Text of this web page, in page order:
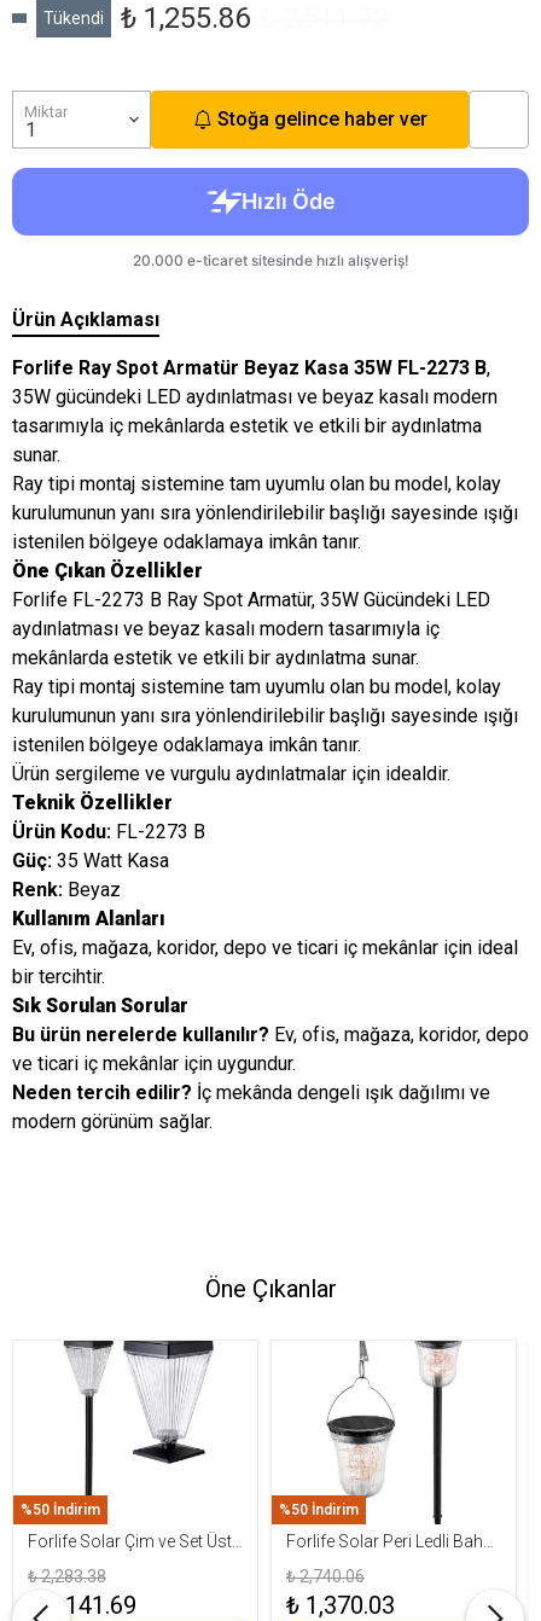
Tükendi ₺ 1,255.86
Miktar Stoğa gelince haber ver
Ürün Açıklaması
Forlife Ray Spot Armatür Beyaz Kasa 35W FL-2273 B,
35W gücündeki LED aydınlatması ve beyaz kasalı modern
tasarımıyla iç mekânlarda estetik ve etkili bir aydınlatma
sunar.
Ray tipi montaj sistemine tam uyumlu olan bu model, kolay
kurulumunun yanı sıra yönlendirilebilir başlığı sayesinde ışığı
istenilen bölgeye odaklamaya imkân tanır.
Öne Çıkan Özellikler
Forlife FL-2273 B Ray Spot Armatür, 35W Gücündeki LED
aydınlatması ve beyaz kasalı modern tasarımıyla iç
mekânlarda estetik ve etkili bir aydınlatma sunar.
Ray tipi montaj sistemine tam uyumlu olan bu model, kolay
kurulumunun yanı sıra yönlendirilebilir başlığı sayesinde ışığı
istenilen bölgeye odaklamaya imkân tanır.
Ürün sergileme ve vurgulu aydınlatmalar için idealdir.
Teknik Özellikler
Ürün Kodu: FL-2273 B
Güç: 35 Watt Kasa
Renk: Beyaz
Kullanım Alanları
Ev, ofis, mağaza, koridor, depo ve ticari iç mekânlar için ideal
bir tercihtir.
Sık Sorulan Sorular
Bu ürün nerelerde kullanılır? Ev, ofis, mağaza, koridor, depo
ve ticari iç mekânlar için uygundur.
Neden tercih edilir? İç mekânda dengeli ışık dağılımı ve
modern görünüm sağlar.
Öne Çıkanlar
%50 İndirim
Forlife Solar Çim ve Set Üstü
Armatür 15W FL-3283
₺ 2,283.38
₺ 1,141.69
%50 İndirim
Forlife Solar Peri Ledli Bahçe
Aydınlatma Armatürü FL-
3284
₺ 2,740.06
₺ 1,370.03